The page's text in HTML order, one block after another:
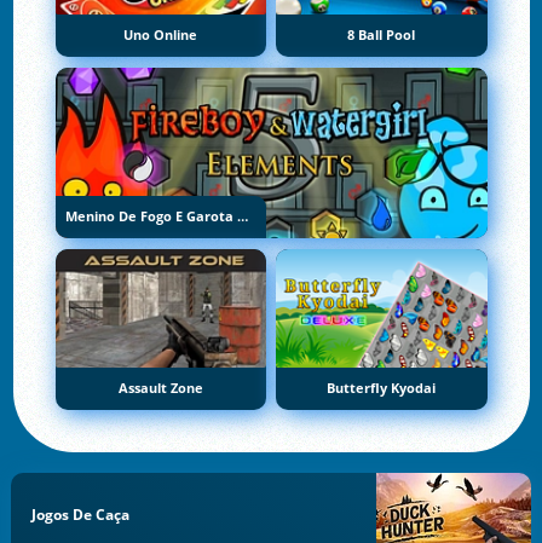
Uno Online 8 Ball Pool
Menino De Fogo E Garota De Água 5: Elementos
Assault Zone Butterfly Kyodai
Jogos De Caça